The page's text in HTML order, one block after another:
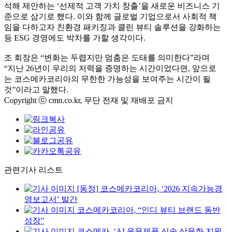
석해 제안하는 ‘선제적 고객 가치 창출’을 새로운 비즈니스 기
준으로 삼기로 했다. 이와 함께 글로벌 기업으로서 사회적 책
임을 다하고자 친환경 패키징과 클린 뷰티 솔루션을 강화하는
등 ESG 경영에도 박차를 가할 생각이다.
조 회장은 “변화는 두렵지만 멈춤은 도태를 의미한다”라며
“지난 26년이 우리의 저력을 증명하는 시간이었다면, 앞으로
는 코스메카코리아의 무한한 가능성을 보여주는 시간이 될
것”이라고 말했다.
Copyright ⓒ cmn.co.kr, 무단 전재 및 재배포 금지
관련기사 리스트
[동정] 코스메카코리아, ‘2026 지속가능경
영보고서’ 발간
코스메카코리아, “인디 뷰티 브랜드 동반
성장”